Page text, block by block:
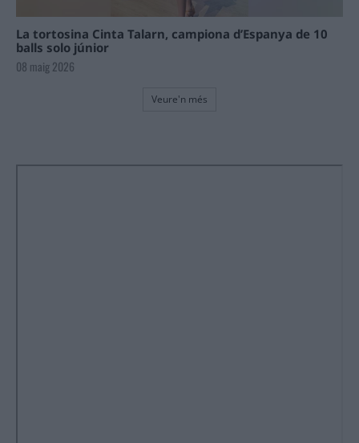
La tortosina Cinta Talarn, campiona d’Espanya de 10
balls solo júnior
08 maig 2026
Veure'n més